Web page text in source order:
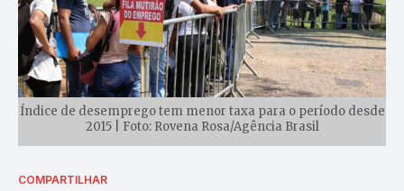
Índice de desemprego tem menor taxa para o período desde
2015 | Foto: Rovena Rosa/Agência Brasil
COMPARTILHAR